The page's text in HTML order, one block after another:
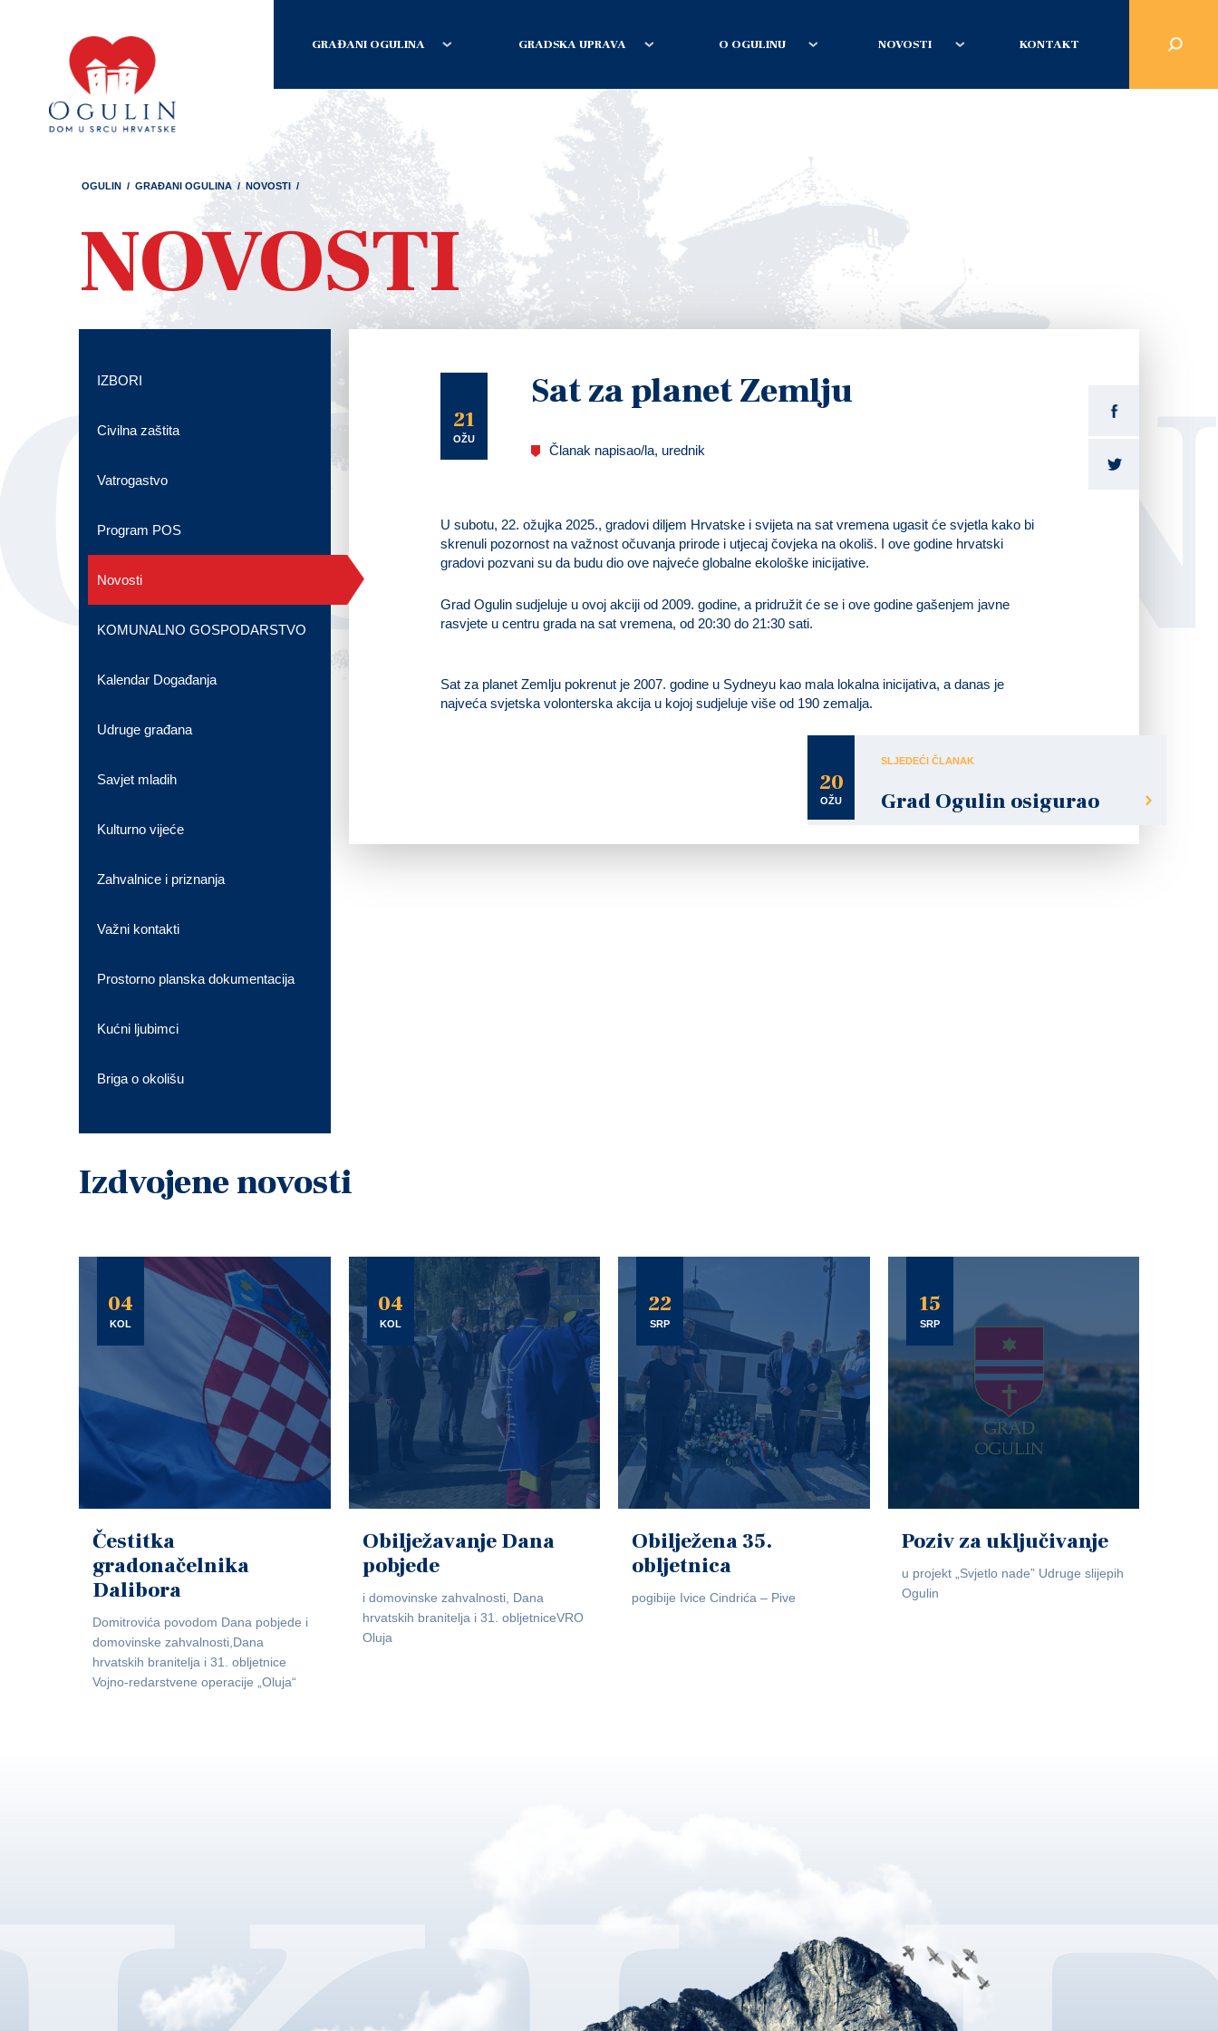
GRAĐANI OGULINA GRADSKA UPRAVA O OGULINU NOVOSTI KONTAKT
OGULIN / GRAĐANI OGULINA / NOVOSTI /
NOVOSTI
21
OŽU
Sat za planet Zemlju
Članak napisao/la, urednik
U subotu, 22. ožujka 2025., gradovi diljem Hrvatske i svijeta na sat vremena ugasit će svjetla kako bi
skrenuli pozornost na važnost očuvanja prirode i utjecaj čovjeka na okoliš. I ove godine hrvatski
gradovi pozvani su da budu dio ove najveće globalne ekološke inicijative.
Grad Ogulin sudjeluje u ovoj akciji od 2009. godine, a pridružit će se i ove godine gašenjem javne
rasvjete u centru grada na sat vremena, od 20:30 do 21:30 sati.
Sat za planet Zemlju pokrenut je 2007. godine u Sydneyu kao mala lokalna inicijativa, a danas je
najveća svjetska volonterska akcija u kojoj sudjeluje više od 190 zemalja.
20
OŽU
SLJEDEĆI ČLANAK
Grad Ogulin osigurao
IZBORI
Civilna zaštita
Vatrogastvo
Program POS
Novosti
KOMUNALNO GOSPODARSTVO
Kalendar Događanja
Udruge građana
Savjet mladih
Kulturno vijeće
Zahvalnice i priznanja
Važni kontakti
Prostorno planska dokumentacija
Kućni ljubimci
Briga o okolišu
Izdvojene novosti
04
KOL
Čestitka
gradonačelnika
Dalibora
Domitrovića povodom Dana pobjede i
domovinske zahvalnosti,Dana
hrvatskih branitelja i 31. obljetnice
Vojno-redarstvene operacije „Oluja“
04
KOL
Obilježavanje Dana
pobjede
i domovinske zahvalnosti, Dana
hrvatskih branitelja i 31. obljetniceVRO
Oluja
22
SRP
Obilježena 35.
obljetnica
pogibije Ivice Cindrića – Pive
15
SRP
Poziv za uključivanje
u projekt „Svjetlo nade” Udruge slijepih
Ogulin